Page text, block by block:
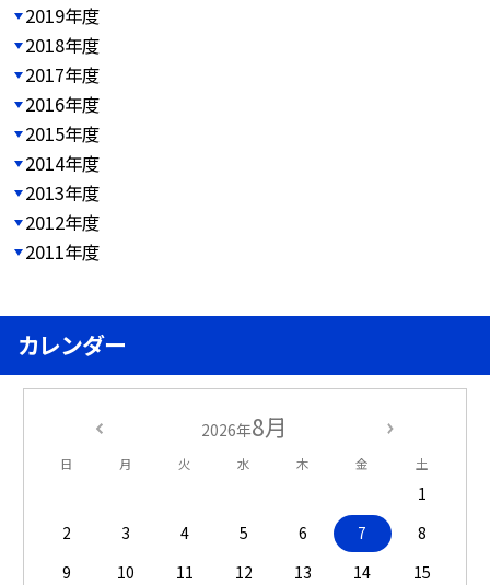
2019年度
2018年度
2017年度
2016年度
2015年度
2014年度
2013年度
2012年度
2011年度
カレンダー
2026年8月
日 月 火 水 木 金 土
1
2
3 4 5 6 7
8
9
10 11 12 13 14
15